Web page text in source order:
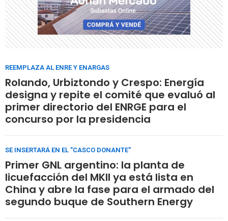
REEMPLAZA AL ENRE Y ENARGAS
Rolando, Urbiztondo y Crespo: Energía
designa y repite el comité que evaluó al
primer directorio del ENRGE para el
concurso por la presidencia
SE INSERTARÁ EN EL "CASCO DONANTE"
Primer GNL argentino: la planta de
licuefacción del MKII ya está lista en
China y abre la fase para el armado del
segundo buque de Southern Energy